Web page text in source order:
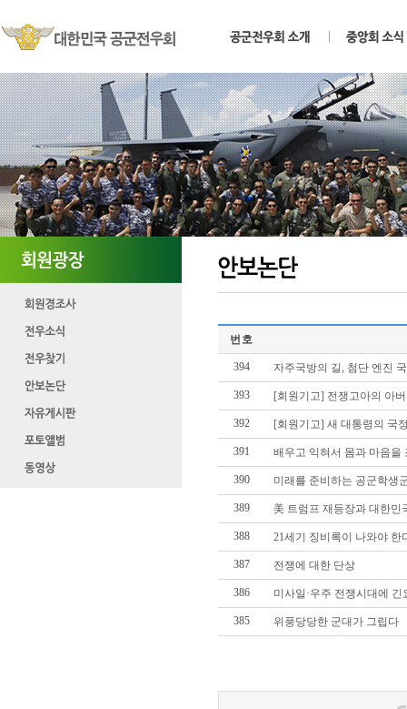
번호
394 자주국방의 길, 첨단 엔진
393 [회원기고] 전쟁고아의 아
392 [회원기고] 새 대통령의 국
391 배우고 익혀서 몸과 마음을
390 미래를 준비하는 공군학생
389 美 트럼프 재등장과 대한민
388 21세기 징비록이 나와야 한
387 전쟁에 대한 단상
386 미사일·우주 전쟁시대에
385 위풍당당한 군대가 그립다